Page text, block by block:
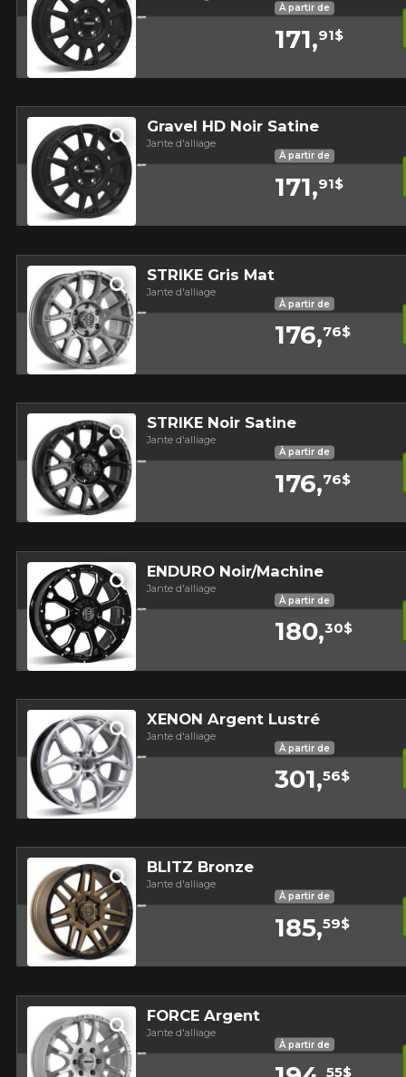
RABAIS10 POUR UN TEMPS LIMITÉ SUR PRODUITS SÉLECTIONNÉS.
À partir de
171,91$
Gravel HD Noir Satine
Jante d'alliage
À partir de
171,91$
STRIKE Gris Mat
Jante d'alliage
À partir de
176,76$
STRIKE Noir Satine
Jante d'alliage
À partir de
176,76$
ENDURO Noir/Machine
Jante d'alliage
À partir de
180,30$
XENON Argent Lustré
Jante d'alliage
À partir de
301,56$
BLITZ Bronze
Jante d'alliage
À partir de
185,59$
FORCE Argent
Jante d'alliage
À partir de
55$